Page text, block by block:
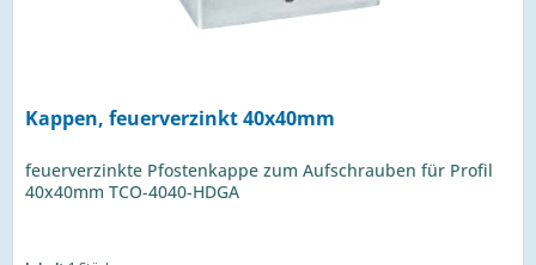
Kappen, feuerverzinkt 40x40mm
feuerverzinkte Pfostenkappe zum Aufschrauben für Profil
40x40mm TCO-4040-HDGA